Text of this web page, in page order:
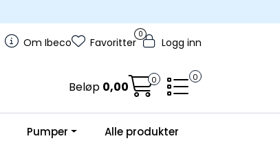
Om Ibeco
0
Favoritter Logg inn
Beløp 0,00 0 0
Pumper Alle produkter